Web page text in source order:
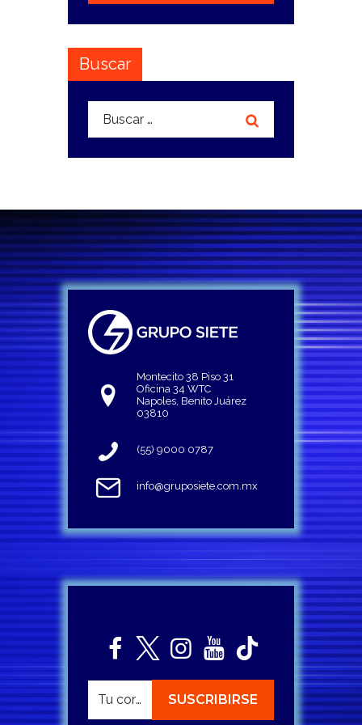
Buscar
Buscar:
Montecito 38 Piso 31
Oficina 34 WTC
Napoles, Benito Juárez
03810
(55) 9000 0787
info@gruposiete.com.mx